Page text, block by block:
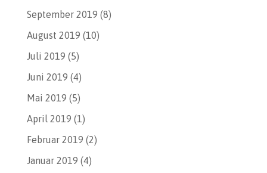
September 2019 (8)
August 2019 (10)
Juli 2019 (5)
Juni 2019 (4)
Mai 2019 (5)
April 2019 (1)
Februar 2019 (2)
Januar 2019 (4)